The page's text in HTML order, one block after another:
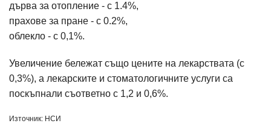
дърва за отопление - с 1.4%,
прахове за пране - с 0.2%,
облекло - с 0,1%.
Увеличение бележат също цените на лекарствата (с
0,3%), а лекарските и стоматологичните услуги са
поскъпнали съответно с 1,2 и 0,6%.
Източник: НСИ